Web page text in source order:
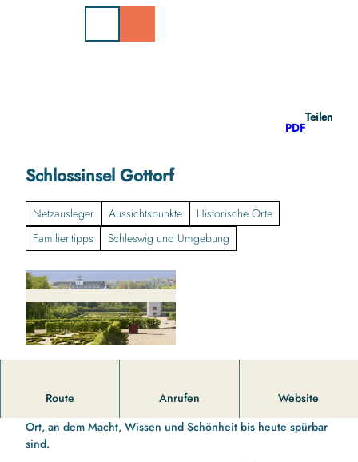
PDF
Teilen
Schlossinsel Gottorf
Netzausleger Aussichtspunkte
Historische Orte
Familientipps
Schleswig und Umgebung
o
Route Anrufen Website
Die Schlossinsel Gottorf verbindet fürstliche Residenz,
Ort, an dem Macht, Wissen und Schönheit bis heute spürbar
sind.